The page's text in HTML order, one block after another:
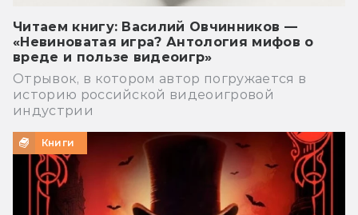
Читаем книгу: Василий Овчинников —
«Невиноватая игра? Антология мифов о
вреде и пользе видеоигр»
Отрывок, в котором автор погружается в
историю российской видеоигровой
индустрии
Книги